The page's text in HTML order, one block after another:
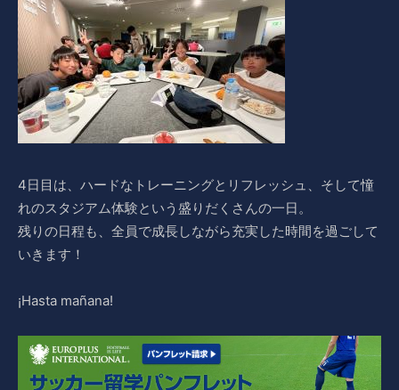
4日目は、ハードなトレーニングとリフレッシュ、そして憧
れのスタジアム体験という盛りだくさんの一日。
残りの日程も、全員で成長しながら充実した時間を過ごして
いきます！
¡Hasta mañana!